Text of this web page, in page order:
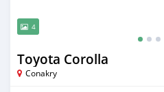
4
Toyota Corolla
Conakry